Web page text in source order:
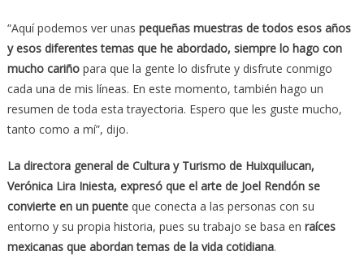
“Aquí podemos ver unas pequeñas muestras de todos esos años
y esos diferentes temas que he abordado, siempre lo hago con
mucho cariñopara que la gente lo disfrute y disfrute conmigo
cada una de mis líneas. En este momento, también hago un
resumen de toda esta trayectoria. Espero que les guste mucho,
tanto como a mí”, dijo.
La directora general de Cultura y Turismo de Huixquilucan,
Verónica Lira Iniesta, expresó que el arte de Joel Rendón se
convierte en un puenteque conecta a las personas con su
entorno y su propia historia, pues su trabajo se basa en raíces
mexicanas que abordan temas de la vida cotidiana.